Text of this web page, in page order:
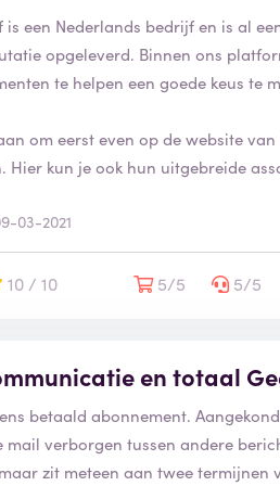
is een Nederlands bedrijf en is al
opgeleverd. Binnen ons
te helpen een goede keus te
om eerst even op de website
Hier kun je ook hun uitgebreide
03-2021
10 / 10 5/5 5/5
en totaal
betaald abonnement.
mail verborgen tussen andere
zit meteen aan twee termijnen